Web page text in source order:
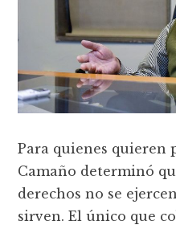
Para quienes quieren
Camaño determinó
derechos no se
sirven. El único que